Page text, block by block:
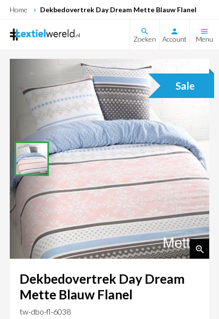
Home Dekbedovertrek Day Dream Mette Blauw Flanel
Zoeken Account Menu
Sale
Dekbedovertrek Day Dream
Mette Blauw Flanel
tw-dbo-fl-6038